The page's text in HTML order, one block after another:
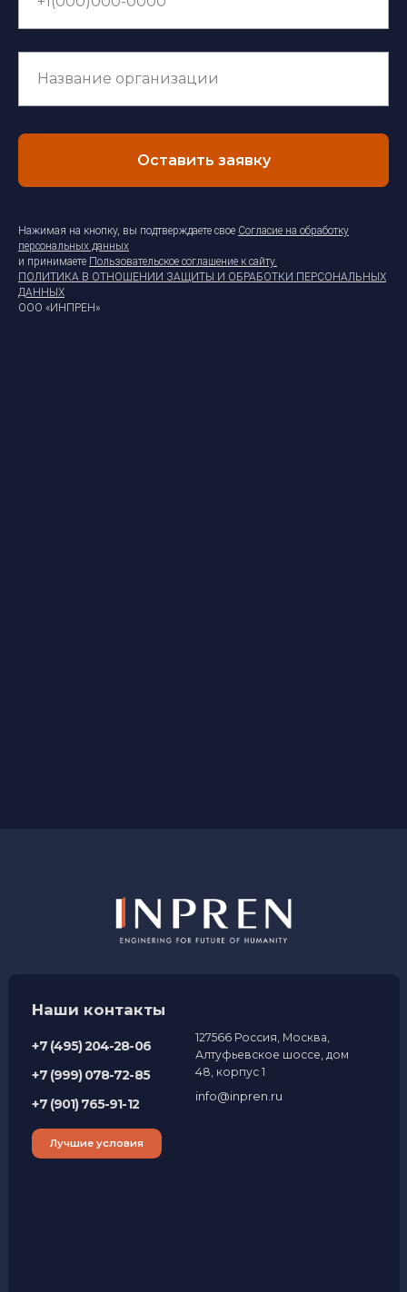
Оставить заявку
Нажимая на кнопку, вы подтверждаете свое Согласие на обработку
персональных данных
и принимаете Пользовательское соглашение к сайту.
ПОЛИТИКА В ОТНОШЕНИИ ЗАЩИТЫ И ОБРАБОТКИ ПЕРСОНАЛЬНЫХ
ДАННЫХ
ООО «ИНПРЕН»